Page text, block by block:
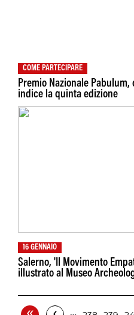
COME PARTECIPARE
Premio Nazionale Pabulum,
indice la quinta edizione
16 GENNAIO
Salerno, 'Il Movimento
illustrato al Museo
…